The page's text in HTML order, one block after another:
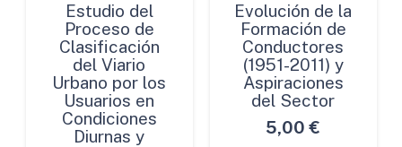
Estudio del
Proceso de
Clasificación
del Viario
Urbano por los
Usuarios en
Condiciones
Diurnas y
Evolución de la
Formación de
Conductores
(1951-2011) y
Aspiraciones
del Sector
5,00 €